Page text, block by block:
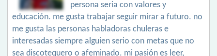
persona seria con valores y
educación. me gusta trabajar seguir mirar a futuro. no
me gusta las personas habladoras chuleras e
interesadas siempre alguien serio con metas que no
sea discotequero o afeminado. mi pasión es leer,